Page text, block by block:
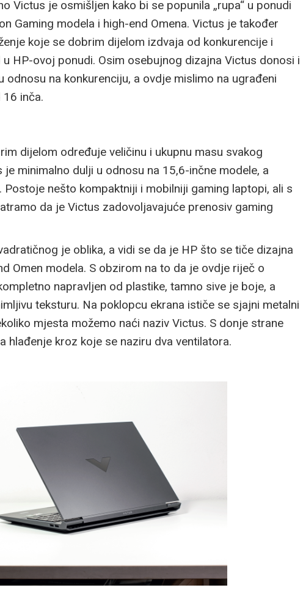
Victus je osmišljen kako bi se popunila „rupa“ u ponudi
Gaming modela i high-end Omena. Victus je također
koje se dobrim dijelom izdvaja od konkurencije i
HP-ovoj ponudi. Osim osebujnog dizajna Victus donosi i
odnosu na konkurenciju, a ovdje mislimo na ugrađeni
inča.
dijelom određuje veličinu i ukupnu masu svakog
minimalno dulji u odnosu na 15,6-inčne modele, a
Postoje nešto kompaktniji i mobilniji gaming laptopi, ali s
da je Victus zadovoljavajuće prenosiv gaming
je oblika, a vidi se da je HP što se tiče dizajna
Omen modela. S obzirom na to da je ovdje riječ o
napravljen od plastike, tamno sive je boje, a
teksturu. Na poklopcu ekrana ističe se sjajni metalni
mjesta možemo naći naziv Victus. S donje strane
hlađenje kroz koje se naziru dva ventilatora.